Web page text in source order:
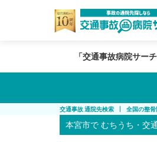
「交通事故病院サー
交通事故 通院先検索 全国の整
本宮市で むちうち・交